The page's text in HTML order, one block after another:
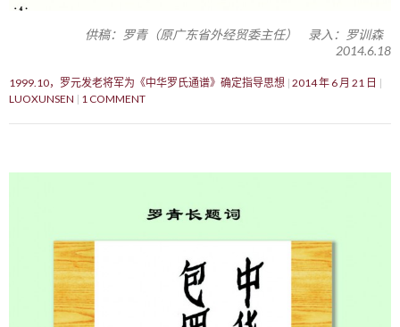
供稿：罗青（原广东省外经贸委主任） 录入：罗训森
2014.6.18
1999.10，罗元发老将军为《中华罗氏通谱》确定指导思想 2014 年 6 月 21 日
LUOXUNSEN
1 COMMENT